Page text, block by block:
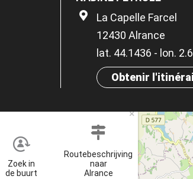
La Capelle Farcel
12430 Alrance
lat. 44.1436 - lon.
Obtenir
Zoek in
de buurt
Routebeschrijving
naar
Alrance
×